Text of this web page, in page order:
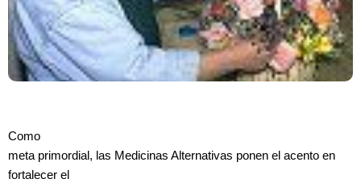
Como
meta primordial, las Medicinas Alternativas ponen el acento en
fortalecer el